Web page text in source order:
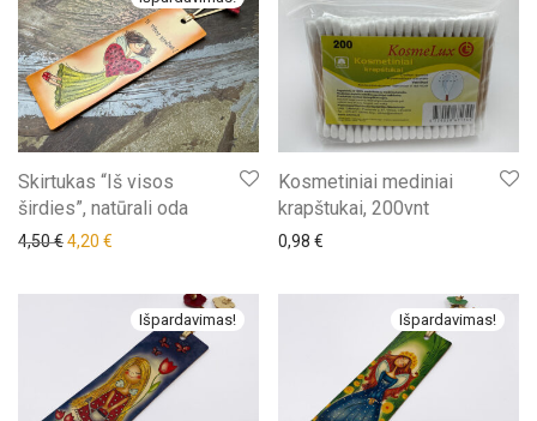
Skirtukas “Iš visos
širdies”, natūrali oda
4,50€Original price was: 4,50 €.
4,20 € Current price is: 4,20 €.
Kosmetiniai mediniai
krapštukai, 200vnt
0,98 €
Išpardavimas! Išpardavimas!